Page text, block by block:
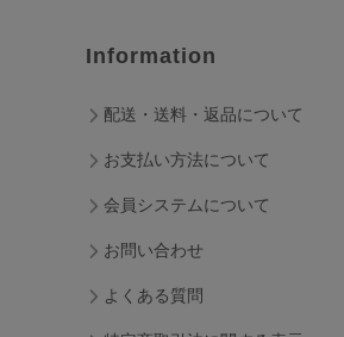
Information
配送・送料・返品について
お支払い方法について
会員システムについて
お問い合わせ
よくある質問